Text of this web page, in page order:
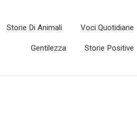
Storie Di Animali Voci Quotidiane
Gentilezza Storie Positive